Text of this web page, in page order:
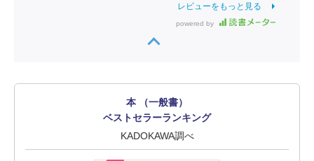
レビューをもっと見る
powered by
本 （一般書）
ベストセラーランキング
KADOKAWA調べ